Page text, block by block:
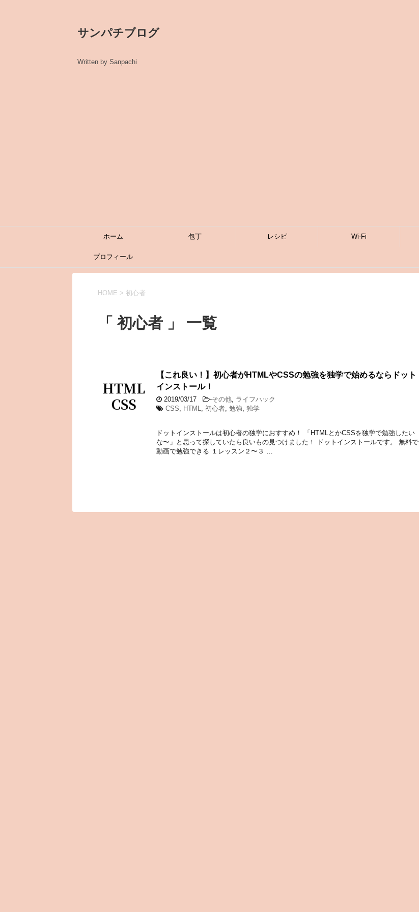
サンパチブログ
Written by Sanpachi
ホーム 包丁 レシピ Wi-Fi
プロフィール
HOME > 初心者
「 初心者 」 一覧
【これ良い！】初心者がHTMLやCSSの勉強を独学で始めるならドット
インストール！
2019/03/17 -その他, ライフハック
CSS, HTML, 初心者, 勉強, 独学
ドットインストールは初心者の独学におすすめ！ 「HTMLとかCSSを独学で勉強したい
な〜」と思って探していたら良いもの見つけました！ ドットインストールです。 無料で
動画で勉強できる １レッスン２〜３ …